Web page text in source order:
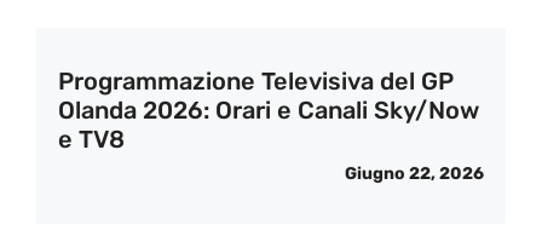
Programmazione Televisiva del GP
Olanda 2026: Orari e Canali Sky/Now
e TV8
Giugno 22, 2026